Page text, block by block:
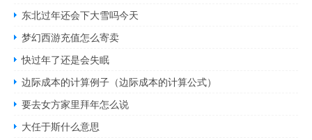
东北过年还会下大雪吗今天
梦幻西游充值怎么寄卖
快过年了还是会失眠
边际成本的计算例子（边际成本的计算公式）
要去女方家里拜年怎么说
大任于斯什么意思